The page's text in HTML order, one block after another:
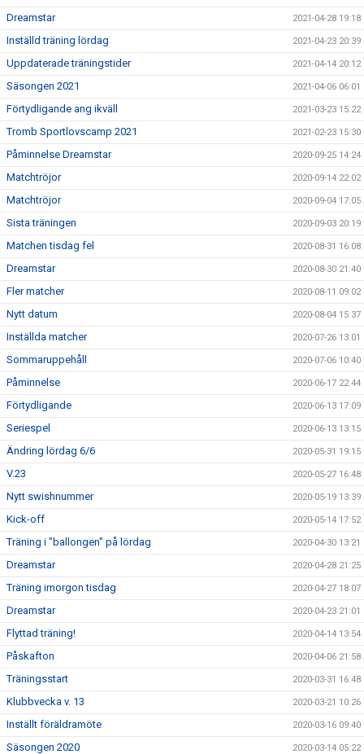
Dreamstar 2021-04-28 19:18
Inställd träning lördag 2021-04-23 20:39
Uppdaterade träningstider 2021-04-14 20:12
Säsongen 2021 2021-04-06 06:01
Förtydligande ang ikväll 2021-03-23 15:22
Tromb Sportlovscamp 2021 2021-02-23 15:30
Påminnelse Dreamstar 2020-09-25 14:24
Matchtröjor 2020-09-14 22:02
Matchtröjor 2020-09-04 17:05
Sista träningen 2020-09-03 20:19
Matchen tisdag fel 2020-08-31 16:08
Dreamstar 2020-08-30 21:40
Fler matcher 2020-08-11 09:02
Nytt datum 2020-08-04 15:37
Inställda matcher 2020-07-26 13:01
Sommaruppehåll 2020-07-06 10:40
Påminnelse 2020-06-17 22:44
Förtydligande 2020-06-13 17:09
Seriespel 2020-06-13 13:15
Ändring lördag 6/6 2020-05-31 19:15
V.23 2020-05-27 16:48
Nytt swishnummer 2020-05-19 13:39
Kick-off 2020-05-14 17:52
Träning i "ballongen" på lördag 2020-04-30 13:21
Dreamstar 2020-04-28 21:25
Träning imorgon tisdag 2020-04-27 18:07
Dreamstar 2020-04-23 21:01
Flyttad träning! 2020-04-14 13:54
Påskafton 2020-04-06 21:58
Träningsstart 2020-03-31 16:48
Klubbvecka v. 13 2020-03-21 10:26
Inställt föräldramöte 2020-03-16 09:40
Säsongen 2020 2020-03-14 05:22